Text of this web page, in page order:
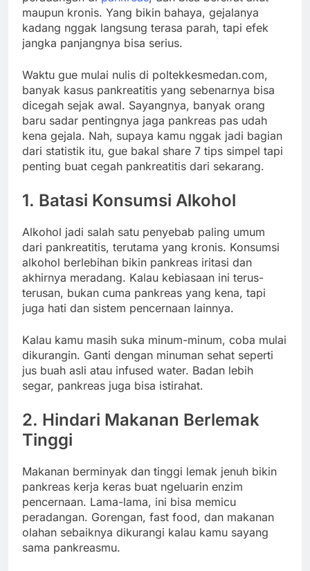
maupun kronis. Yang bikin bahaya, gejalanya
kadang nggak langsung terasa parah, tapi efek
jangka panjangnya bisa serius.
Waktu gue mulai nulis di poltekkesmedan.com,
banyak kasus pankreatitis yang sebenarnya bisa
dicegah sejak awal. Sayangnya, banyak orang
baru sadar pentingnya jaga pankreas pas udah
kena gejala. Nah, supaya kamu nggak jadi bagian
dari statistik itu, gue bakal share 7 tips simpel tapi
penting buat cegah pankreatitis dari sekarang.
1. Batasi Konsumsi Alkohol
Alkohol jadi salah satu penyebab paling umum
dari pankreatitis, terutama yang kronis. Konsumsi
alkohol berlebihan bikin pankreas iritasi dan
akhirnya meradang. Kalau kebiasaan ini terus-
terusan, bukan cuma pankreas yang kena, tapi
juga hati dan sistem pencernaan lainnya.
Kalau kamu masih suka minum-minum, coba mulai
dikurangin. Ganti dengan minuman sehat seperti
jus buah asli atau infused water. Badan lebih
segar, pankreas juga bisa istirahat.
2. Hindari Makanan Berlemak
Tinggi
Makanan berminyak dan tinggi lemak jenuh bikin
pankreas kerja keras buat ngeluarin enzim
pencernaan. Lama-lama, ini bisa memicu
peradangan. Gorengan, fast food, dan makanan
olahan sebaiknya dikurangi kalau kamu sayang
sama pankreasmu.